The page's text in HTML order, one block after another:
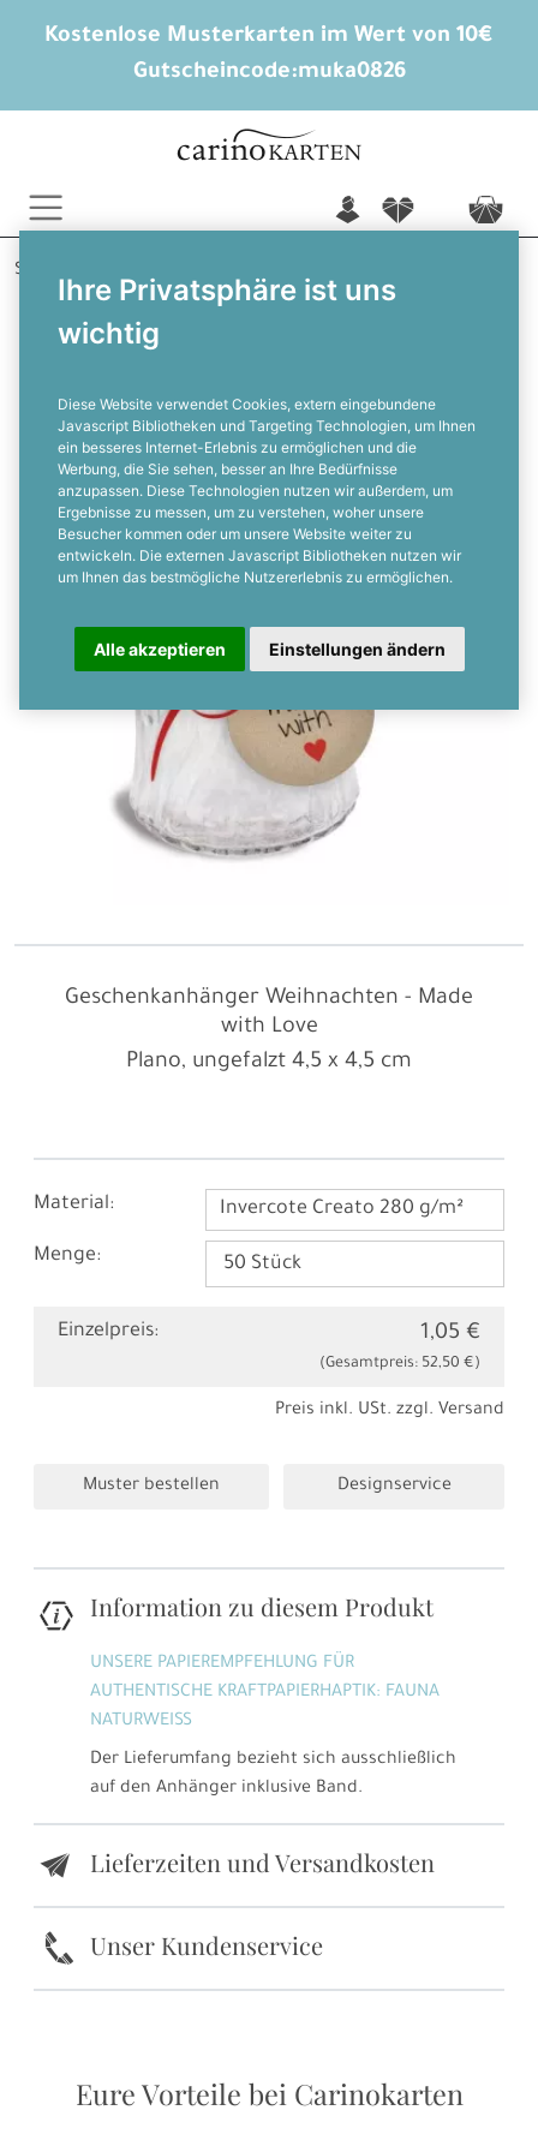
Kostenlose Musterkarten im Wert von 10€
Gutscheincode:muka0826
Ihre Privatsphäre ist uns
wichtig
Diese Website verwendet Cookies, extern eingebundene
Javascript Bibliotheken und Targeting Technologien, um Ihnen
ein besseres Internet-Erlebnis zu ermöglichen und die
Werbung, die Sie sehen, besser an Ihre Bedürfnisse
anzupassen. Diese Technologien nutzen wir außerdem, um
Ergebnisse zu messen, um zu verstehen, woher unsere
Besucher kommen oder um unsere Website weiter zu
entwickeln. Die externen Javascript Bibliotheken nutzen wir
um Ihnen das bestmögliche Nutzererlebnis zu ermöglichen.
Alle akzeptieren Einstellungen ändern
n f c
Startseite
Made with Love
Runder Geschenkanhänger Made
Geschenkanhänger Weihnachten - Made
with Love
Plano, ungefalzt 4,5 x 4,5 cm
Material: Invercote Creato 280 g/m²
Menge:
Einzelpreis: 1,05 €
(Gesamtpreis: 52,50 €)
Preis inkl. USt. zzgl. Versand
Muster bestellen Designservice
Information zu diesem Produkt
UNSERE PAPIEREMPFEHLUNG FÜR
AUTHENTISCHE KRAFTPAPIERHAPTIK: FAUNA
NATURWEISS
Der Lieferumfang bezieht sich ausschließlich
auf den Anhänger inklusive Band.
e Lieferzeiten und Versandkosten
k Unser Kundenservice
Eure Vorteile bei Carinokarten